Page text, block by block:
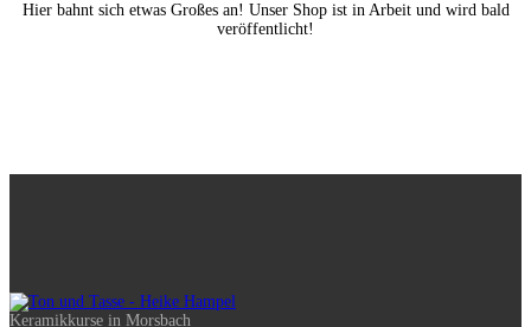
Hier bahnt sich etwas Großes an! Unser Shop ist in Arbeit und wird bald
veröffentlicht!
Keramikkurse in Morsbach